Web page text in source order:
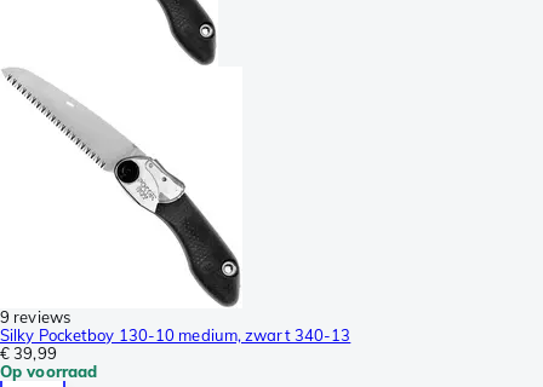
9 reviews
Silky Pocketboy 130-10 medium, zwart 340-13
€ 39,99
Op voorraad